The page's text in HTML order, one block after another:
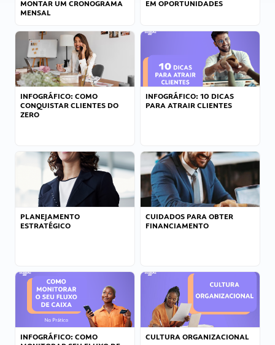
MONTAR UM CRONOGRAMA
MENSAL
EM OPORTUNIDADES
INFOGRÁFICO: COMO
CONQUISTAR CLIENTES DO
ZERO
INFOGRÁFICO: 10 DICAS
PARA ATRAIR CLIENTES
PLANEJAMENTO
ESTRATÉGICO
CUIDADOS PARA OBTER
FINANCIAMENTO
INFOGRÁFICO: COMO
CULTURA ORGANIZACIONAL